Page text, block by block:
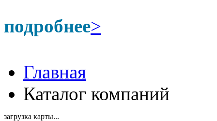
подробнее>
Главная
Каталог компаний
загрузка карты...